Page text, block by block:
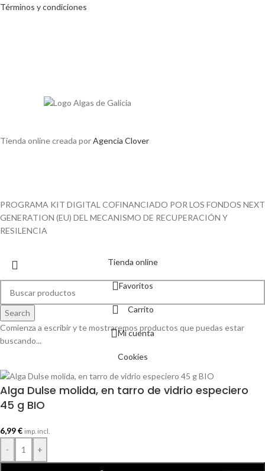
Términos y condiciones
Tienda online creada porAgencia Clover
PROGRAMA KIT DIGITAL COFINANCIADO POR LOS FONDOS NEXT
GENERATION (EU) DEL MECANISMO DE RECUPERACIÓN Y
RESILENCIA
Search
Comienza a escribir y te mostraremos productos que puedas estar
buscando...
Tienda online
Favoritos
Carrito
Mi cuenta
Cookies
Alga Dulse molida, en tarro de vidrio especiero
45 g BIO
6,99€ imp. incl.
- +